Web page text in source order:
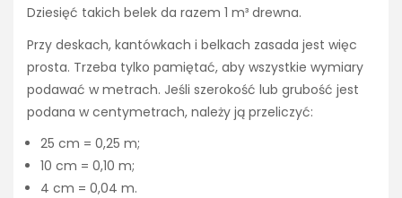
Dziesięć takich belek da razem 1 m³ drewna.
Przy deskach, kantówkach i belkach zasada jest więc
prosta. Trzeba tylko pamiętać, aby wszystkie wymiary
podawać w metrach. Jeśli szerokość lub grubość jest
podana w centymetrach, należy ją przeliczyć:
25 cm = 0,25 m;
10 cm = 0,10 m;
4 cm = 0,04 m.